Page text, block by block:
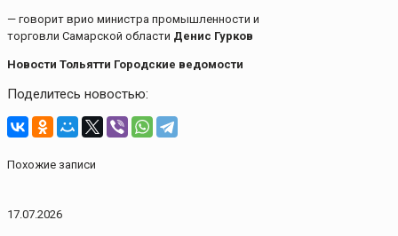
— говорит врио министра промышленности и
торговли Самарской области Денис Гурков
Новости Тольятти Городские ведомости
Поделитесь новостью:
Похожие записи
17.07.2026